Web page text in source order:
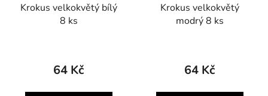
Krokus velkokvětý bílý
8 ks
64 Kč
Krokus velkokvětý
modrý 8 ks
64 Kč